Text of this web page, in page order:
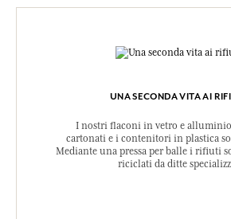
UNA SECONDA VITA AI
I nostri flaconi in vetro e
cartonati e i contenitori in plastica
Mediante una pressa per balle i rifiuti
riciclati da ditte